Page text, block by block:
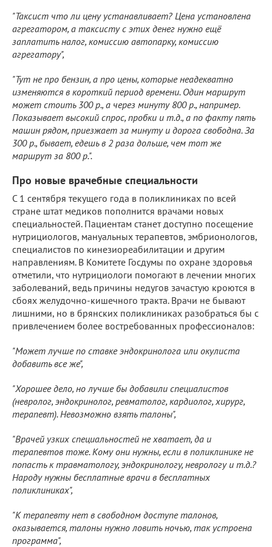
"Таксист что ли цену устанавливает? Цена установлена
агрегатором, а таксисту с этих денег нужно ещё
заплатить налог, комиссию автопарку, комиссию
агрегатору",
"Тут не про бензин, а про цены, которые неадекватно
изменяются в короткий период времени. Один маршрут
может стоить 300 р., а через минуту 800 р., например.
Показывает высокий спрос, пробки и т.д., а по факту пять
машин рядом, приезжает за минуту и дорога свободна. За
300 р., бывает, едешь в 2 раза дольше, чем тот же
маршрут за 800 р.".
Про новые врачебные специальности
С 1 сентября текущего года в поликлиниках по всей
стране штат медиков пополнится врачами новых
специальностей. Пациентам станет доступно посещение
нутрициологов, мануальных терапевтов, эмбрионологов,
специалистов по кинезиореабилитации и другим
направлениям. В Комитете Госдумы по охране здоровья
отметили, что нутрициологи помогают в лечении многих
заболеваний, ведь причины недугов зачастую кроются в
сбоях желудочно-кишечного тракта. Врачи не бывают
лишними, но в брянских поликлиниках разобраться бы с
привлечением более востребованных профессионалов:
"Может лучше по ставке эндокринолога или окулиста
добавить все же",
"Хорошее дело, но лучше бы добавили специалистов
(невролог, эндокринолог, ревматолог, кардиолог, хирург,
терапевт). Невозможно взять талоны",
"Врачей узких специальностей не хватает, да и
терапевтов тоже. Кому они нужны, если в поликлинике не
попасть к травматологу, эндокринологу, неврологу и т.д.?
Народу нужны бесплатные врачи в бесплатных
поликлиниках",
"К терапевту нет в свободном доступе талонов,
оказывается, талоны нужно ловить ночью, так устроена
программа",